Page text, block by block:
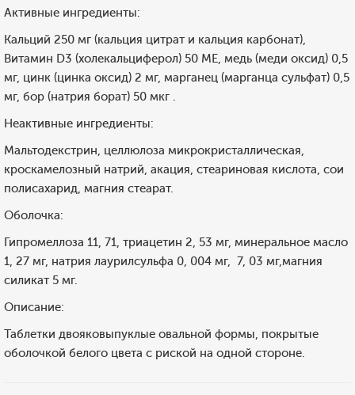
Активные ингредиенты:
Кальций 250 мг (кальция цитрат и кальция карбонат),
Витамин D3 (холекальциферол) 50 ME, медь (меди оксид) 0,5
мг, цинк (цинка оксид) 2 мг, марганец (марганца сульфат) 0,5
мг, бор (натрия борат) 50 мкг .
Неактивные ингредиенты:
Мальтодекстрин, целлюлоза микрокристаллическая,
кроскамелозный натрий, акация, стеариновая кислота, сои
полисахарид, магния стеарат.
Оболочка:
Гипромеллоза 11, 71, триацетин 2, 53 мг, минеральное масло
1, 27 мг, натрия лаурилсульфа 0, 004 мг, 7, 03 мг,магния
силикат 5 мг.
Описание:
Таблетки двояковыпуклые овальной формы, покрытые
оболочкой белого цвета с риской на одной стороне.